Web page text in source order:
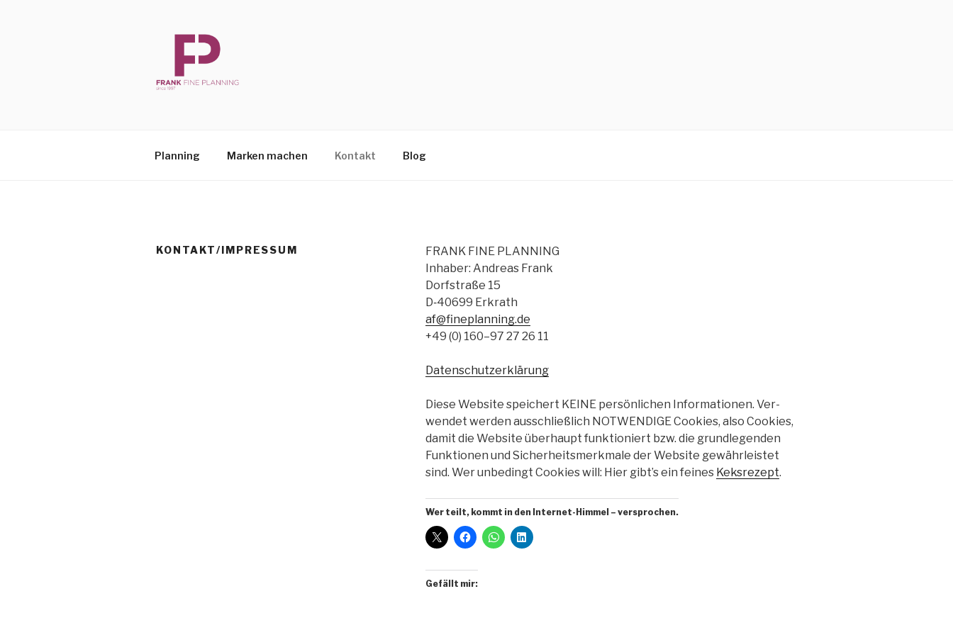
Plan­ning Mar­ken machen Kon­takt Blog
KONTAKT/​IMPRESSUM
FRANK FINE PLANNING
In­ha­ber: An­dreas Frank
Dorf­straße 15
D‑40699 Er­krath
af@fineplanning.de
+49 (0) 160–97 27 26 11
Da­ten­schutz­er­klä­rung
Diese Web­site spei­chert KEINE per­sön­li­chen In­for­ma­tio­nen. Ver­
wen­det wer­den aus­schließ­lich NOTWENDIGE Coo­kies, also Coo­kies,
da­mit die Web­site über­haupt funk­tio­niert bzw. die grund­le­gen­den
Funk­tio­nen und Si­cher­heits­merk­male der Web­site ge­währ­leis­tet
sind. Wer un­be­dingt Coo­kies will: Hier gibt’s ein fei­nes Keks­re­zept.
Wer teilt, kommt in den In­ter­net-Him­mel – versprochen.
Ge­fällt mir: